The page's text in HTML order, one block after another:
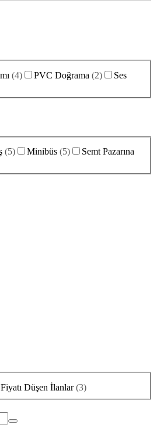
(4) PVC Doğrama (2)
Ses
(5) Minibüs (5)
Semt Pazarına
Fiyatı Düşen İlanlar (3)